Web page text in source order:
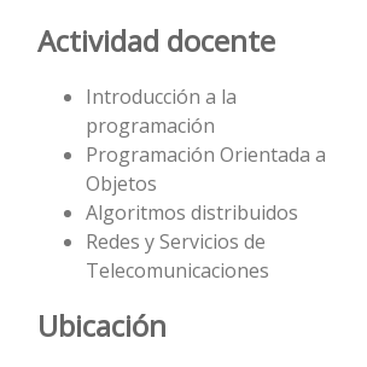
Actividad docente
Introducción a la
programación
Programación Orientada a
Objetos
Algoritmos distribuidos
Redes y Servicios de
Telecomunicaciones
Ubicación